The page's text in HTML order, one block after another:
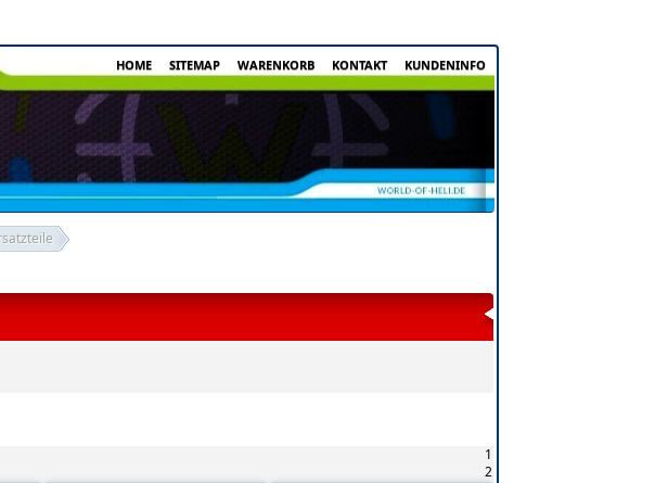
HOME SITEMAP WARENKORB KONTAKT KUNDENINFO
1
2